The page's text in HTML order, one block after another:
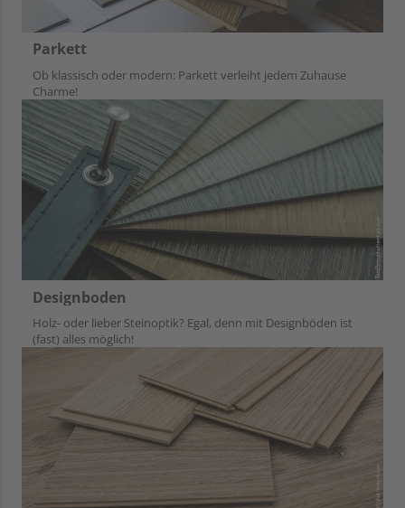
Parkett
Ob klassisch oder modern: Parkett verleiht jedem Zuhause
Charme!
Designboden
Holz- oder lieber Steinoptik? Egal, denn mit Designböden ist
(fast) alles möglich!